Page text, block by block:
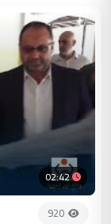
02:42
920